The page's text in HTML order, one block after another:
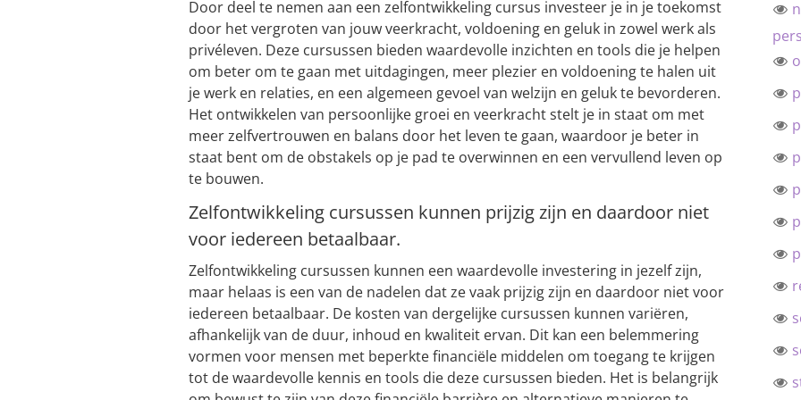
Door deel te nemen aan een zelfontwikkeling cursus investeer je in je toekomst
door het vergroten van jouw veerkracht, voldoening en geluk in zowel werk als
privéleven. Deze cursussen bieden waardevolle inzichten en tools die je helpen
om beter om te gaan met uitdagingen, meer plezier en voldoening te halen uit
je werk en relaties, en een algemeen gevoel van welzijn en geluk te bevorderen.
Het ontwikkelen van persoonlijke groei en veerkracht stelt je in staat om met
meer zelfvertrouwen en balans door het leven te gaan, waardoor je beter in
staat bent om de obstakels op je pad te overwinnen en een vervullend leven op
te bouwen.
Zelfontwikkeling cursussen kunnen prijzig zijn en daardoor niet
voor iedereen betaalbaar.
Zelfontwikkeling cursussen kunnen een waardevolle investering in jezelf zijn,
maar helaas is een van de nadelen dat ze vaak prijzig zijn en daardoor niet voor
iedereen betaalbaar. De kosten van dergelijke cursussen kunnen variëren,
afhankelijk van de duur, inhoud en kwaliteit ervan. Dit kan een belemmering
vormen voor mensen met beperkte financiële middelen om toegang te krijgen
tot de waardevolle kennis en tools die deze cursussen bieden. Het is belangrijk